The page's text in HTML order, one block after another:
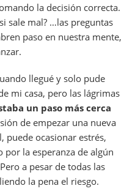
la decisión correcta.
sale mal? …las preguntas
paso en nuestra mente,
llegué y solo pude
mi casa, pero las lágrimas
un paso más cerca
de empezar una nueva
puede ocasionar estrés,
la esperanza de algún
a pesar de todas las
la pena el riesgo.